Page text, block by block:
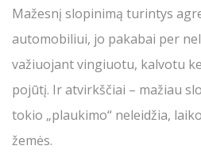
Mažesnį slopinimą turintys
automobiliui, jo pakabai per
važiuojant vingiuotu, kalvotu
pojūtį. Ir atvirkščiai – mažiau
tokio „plaukimo“ neleidžia,
žemės.